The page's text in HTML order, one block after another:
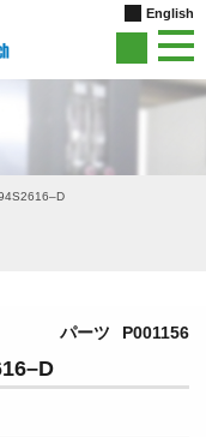
English
パーツ P001156